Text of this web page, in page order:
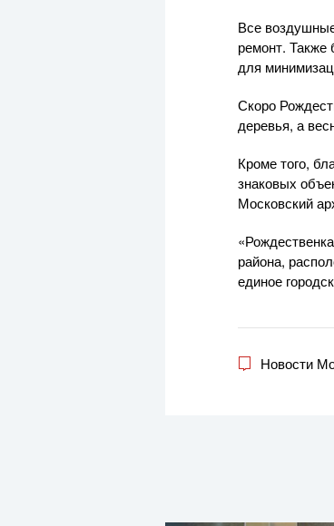
Все
ремонт. Также
для
Скоро
деревья, а
Кроме того,
знаковых
Московский
района,
единое
Новости